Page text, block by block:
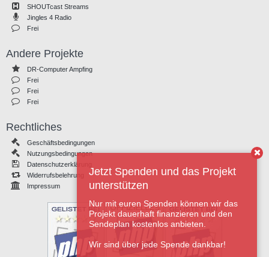
SHOUTcast Streams
Jingles 4 Radio
Frei
Andere Projekte
DR-Computer Ampfing
Frei
Frei
Frei
Rechtliches
Geschäftsbedingungen
Nutzungsbedingungen
Datenschutzerklärung
Widerrufsbelehrung
Impressum
Jetzt Spenden und das Projekt
unterstützen
Nur mit euren Spenden können wir das
Projekt dauerhaft finanzieren und den
Sendeplan kostenlos anbieten.
Wir sind über jede Spende dankbar!